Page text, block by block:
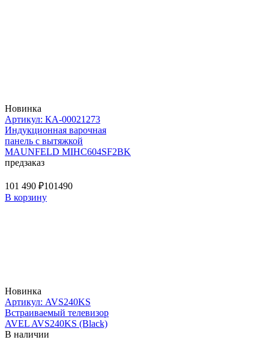
Новинка
Артикул: КА-00021273
Индукционная варочная
панель с вытяжкой
MAUNFELD MIHC604SF2BK
предзаказ
101 490 ₽101490
В корзину
Новинка
Артикул: AVS240KS
Встраиваемый телевизор
AVEL AVS240KS (Black)
В наличии